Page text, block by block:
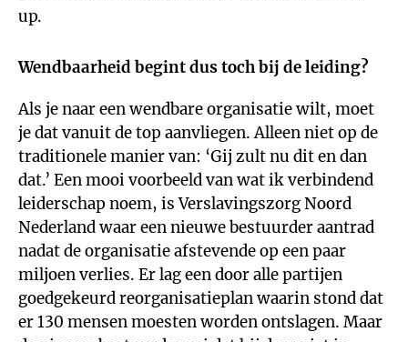
up.
Wendbaarheid begint dus toch bij de leiding?
Als je naar een wendbare organisatie wilt, moet
je dat vanuit de top aanvliegen. Alleen niet op de
traditionele manier van: ‘Gij zult nu dit en dan
dat.’ Een mooi voorbeeld van wat ik verbindend
leiderschap noem, is Verslavingszorg Noord
Nederland waar een nieuwe bestuurder aantrad
nadat de organisatie afstevende op een paar
miljoen verlies. Er lag een door alle partijen
goedgekeurd reorganisatieplan waarin stond dat
er 130 mensen moesten worden ontslagen. Maar